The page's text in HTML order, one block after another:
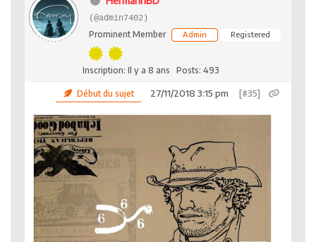
(@admin7402)
Prominent Member Admin Registered
Inscription: Il y a 8 ans Posts: 493
Début du sujet 27/11/2018 3:15 pm [#35]